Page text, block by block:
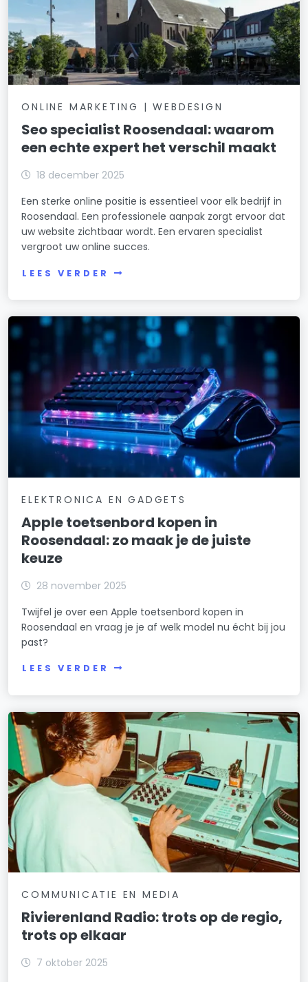
ONLINE MARKETING | WEBDESIGN
Seo specialist Roosendaal: waarom
een echte expert het verschil maakt
18 december 2025
Een sterke online positie is essentieel voor elk bedrijf in
Roosendaal. Een professionele aanpak zorgt ervoor dat
uw website zichtbaar wordt. Een ervaren specialist
vergroot uw online succes.
LEES VERDER
ELEKTRONICA EN GADGETS
Apple toetsenbord kopen in
Roosendaal: zo maak je de juiste
keuze
28 november 2025
Twijfel je over een Apple toetsenbord kopen in
Roosendaal en vraag je je af welk model nu écht bij jou
past?
LEES VERDER
COMMUNICATIE EN MEDIA
Rivierenland Radio: trots op de regio,
trots op elkaar
7 oktober 2025